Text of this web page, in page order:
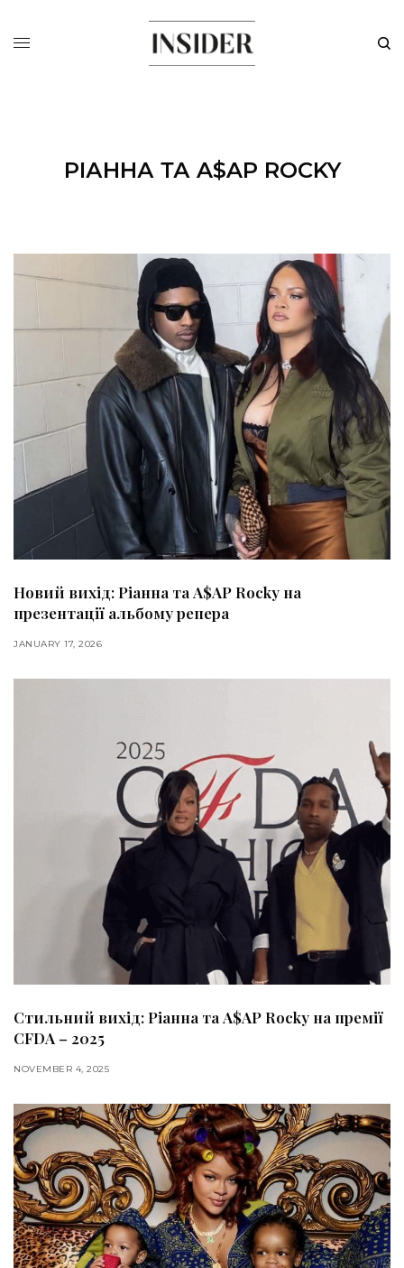
РІАННА ТА A$AP ROCKY
Новий вихід: Ріанна та A$AP Rocky на
презентації альбому репера
JANUARY 17, 2026
Стильний вихід: Ріанна та A$AP Rocky на премії
CFDA – 2025
NOVEMBER 4, 2025